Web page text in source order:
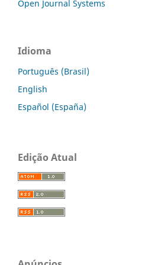
Open Journal Systems
Idioma
Português (Brasil)
English
Español (España)
Edição Atual